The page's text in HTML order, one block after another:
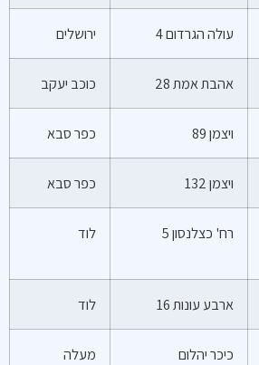
עולה הגרדום 4 ירושלים
אהבת אמת 28 כוכב יעקב
ויצמן 89 כפר סבא
ויצמן 132 כפר סבא
רח' כצלנסון 5 לוד
ארבע עונות 16 לוד
כיכר יהלום
מעלה